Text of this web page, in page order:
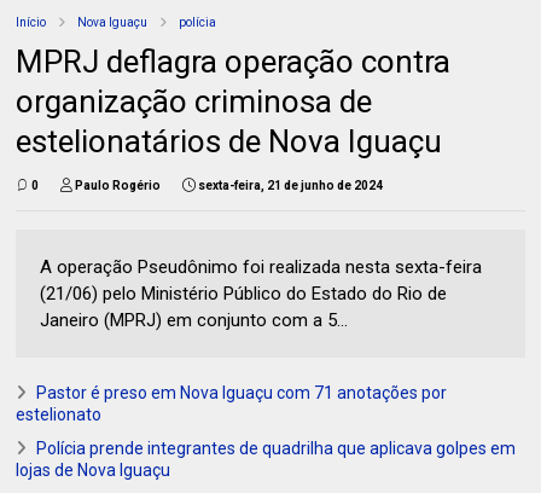
Início Nova Iguaçu polícia
MPRJ deflagra operação contra
organização criminosa de
estelionatários de Nova Iguaçu
0 Paulo Rogério sexta-feira, 21 de junho de 2024
A operação Pseudônimo foi realizada nesta sexta-feira
(21/06) pelo Ministério Público do Estado do Rio de
Janeiro (MPRJ) em conjunto com a 5...
Pastor é preso em Nova Iguaçu com 71 anotações por
estelionato
Polícia prende integrantes de quadrilha que aplicava golpes em
lojas de Nova Iguaçu